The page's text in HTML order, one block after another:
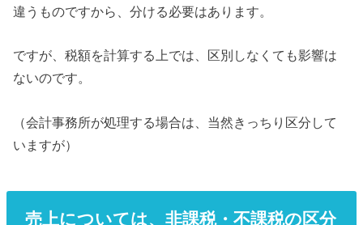
違うものですから、分ける必要はあります。
ですが、税額を計算する上では、区別しなくても影響は
ないのです。
（会計事務所が処理する場合は、当然きっちり区分して
いますが）
売上については、非課税・不課税の区分